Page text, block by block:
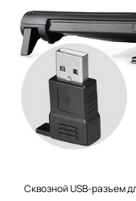
Сквозной USB-разъем